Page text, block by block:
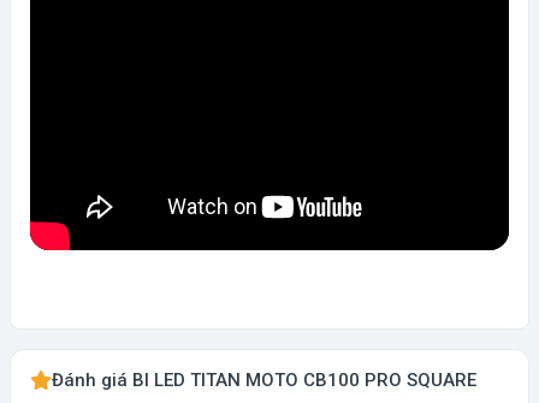
Đánh giá BI LED TITAN MOTO CB100 PRO SQUARE